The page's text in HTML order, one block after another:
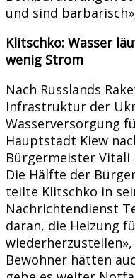
und sind
Klitschko: Wasser
wenig Strom
Nach Russlands
Infrastruktur der
Wasserversorgung
Hauptstadt Kiew
Bürgermeister
Die Hälfte der
teilte Klitschko in
Nachrichtendienst
daran, die Heizung
Bewohner hätten